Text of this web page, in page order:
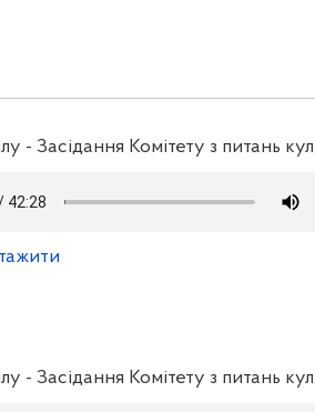
- Засідання Комітету з питань
- Засідання Комітету з питань